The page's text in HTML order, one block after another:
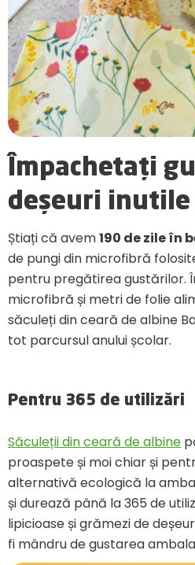
Împachetați
deșeuri inutile
Știați că avem190 de zile în
de pungi din microfibră
pentru pregătirea gustărilor.
microfibră și metri de folie
săculeți din ceară de albine
tot parcursul anului școlar.
Pentru 365 de utilizări
Săculeții din ceară de albine
proaspete și moi chiar și
alternativă ecologică la
și durează până la 365 de
lipicioase și grămezi de
fi mândru de gustarea